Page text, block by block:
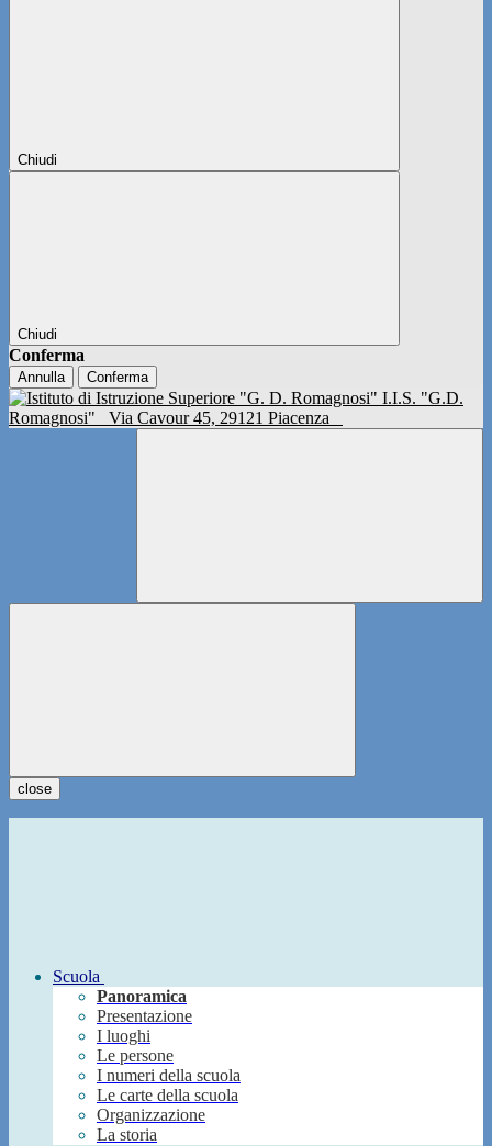
Chiudi
Chiudi
Conferma
Annulla Conferma
I.I.S. "G.D.
Romagnosi"
Via Cavour 45, 29121 Piacenza
close
Scuola
Panoramica
Presentazione
I luoghi
Le persone
I numeri della scuola
Le carte della scuola
Organizzazione
La storia